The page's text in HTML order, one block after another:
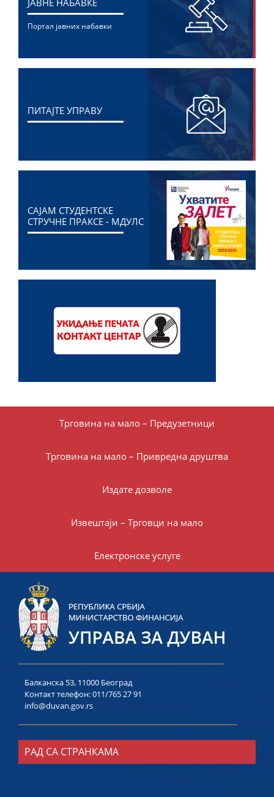
Портал јавних набавки
ПИТАЈТЕ УПРАВУ
САЈАМ СТУДЕНТСКЕ
СТРУЧНЕ ПРАКСЕ - МДУЛС
Трговина на мало – Предузетници
Трговина на мало – Привредна друштва
Издате дозволе
Извештаји – Трговци на мало
Електронске услуге
Балканска 53, 11000 Београд
Контакт телефон:011/765 27 91
info@duvan.gov.rs
РАД СА СТРАНКАМА